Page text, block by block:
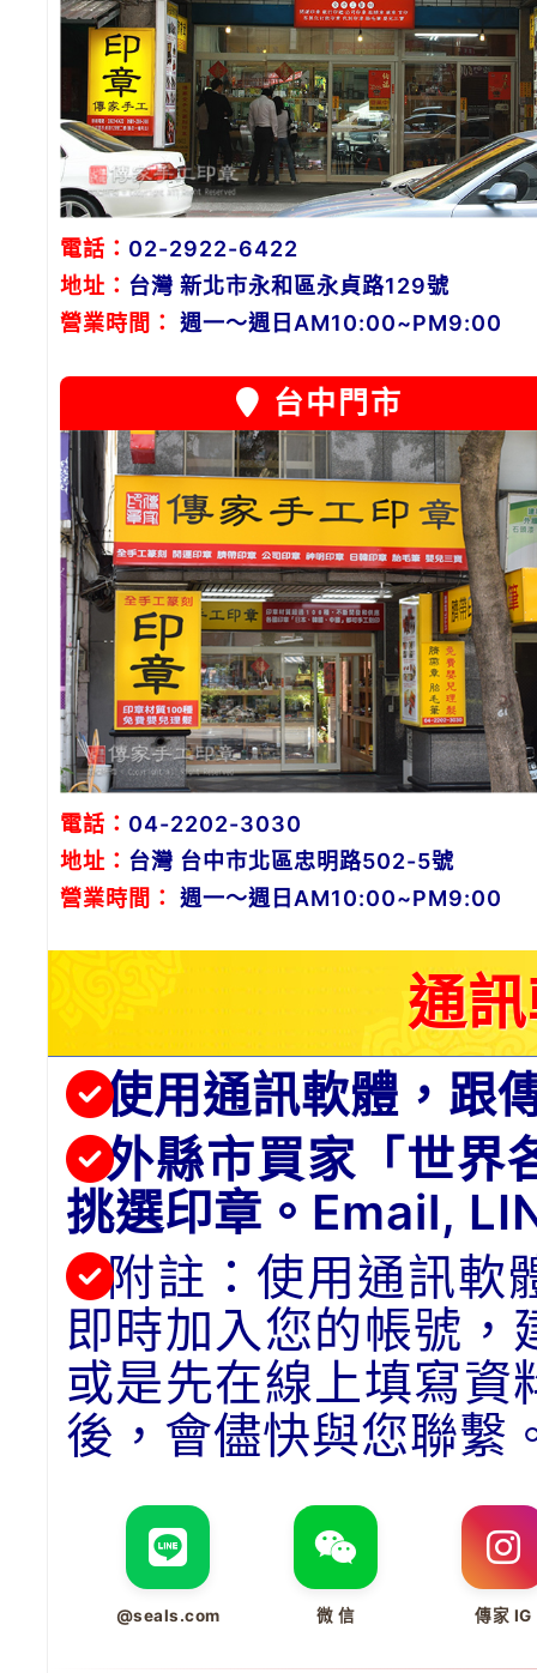
電話： 02-2922-6422
地址： 台灣 新北市永和區永貞路129號
營業時間：
週一～週日AM10:00~PM9:00
台中門市
電話： 04-2202-3030
地址： 台灣 台中市北區忠明路502-5號
營業時間：
週一～週日AM10:00~PM9:00
通
使用通訊軟體，跟
外縣市買家「世界
挑選印章。Email,
附註：使用通訊軟
即時加入您的帳號，
或是先在線上填寫資
後，會儘快與您聯繫
@seals.com 微 信 傳家 IG